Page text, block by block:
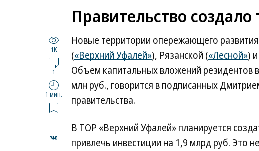
Правительство
1K
1
1 мин.
Новые территории опережающего
(«Верхний Уфалей»), Рязанской («Лесной»)
Объем капитальных вложений резидентов
млн руб., говорится в подписанных
правительства.
В ТОР «Верхний Уфалей» планируется
привлечь инвестиции на 1,9 млрд руб. Это